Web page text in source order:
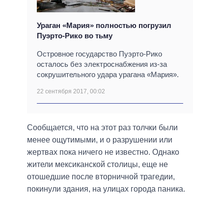
Ураган «Мария» полностью погрузил
Пуэрто-Рико во тьму
Островное государство Пуэрто-Рико
осталось без электроснабжения из-за
сокрушительного удара урагана «Мария».
22 сентября 2017, 00:02
Сообщается, что на этот раз толчки были
менее ощутимыми, и о разрушении или
жертвах пока ничего не известно. Однако
жители мексиканской столицы, еще не
отошедшие после вторничной трагедии,
покинули здания, на улицах города паника.